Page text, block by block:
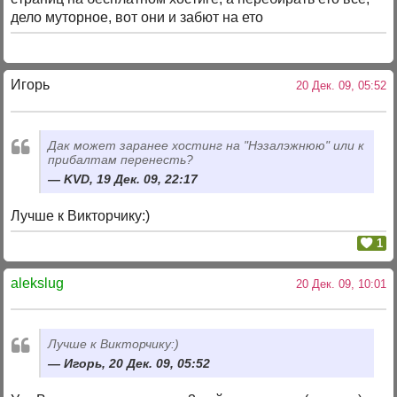
дело муторное, вот они и забют на ето
Игорь 20 Дек. 09, 05:52
Дак может заранее хостинг на "Нэзалэжнюю" или к
прибалтам перенесть?
KVD, 19 Дек. 09, 22:17
Лучше к Викторчику:)
1
alekslug 20 Дек. 09, 10:01
Лучше к Викторчику:)
Игорь, 20 Дек. 09, 05:52